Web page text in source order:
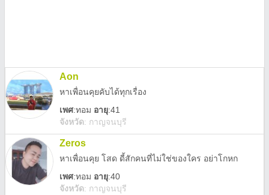
Aon
หาเพื่อนคุยคับได้ทุกเรื่อง
เพศ:ทอม อายุ:41
จังหวัด: กาญจนบุรี
Zeros
หาเพื่อนคุย โสด ดี้สักคนที่ไม่ใช่ของใคร อย่าโกหก
เพศ:ทอม อายุ:40
จังหวัด: กาญจนบุรี